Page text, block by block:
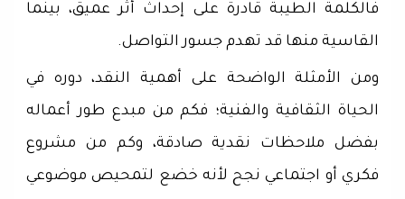
فالكلمة الطيبة قادرة على إحداث أثر عميق، بينما
القاسية منها قد تهدم جسور التواصل.
ومن الأمثلة الواضحة على أهمية النقد، دوره في
الحياة الثقافية والفنية؛ فكم من مبدع طور أعماله
بفضل ملاحظات نقدية صادقة، وكم من مشروع
فكري أو اجتماعي نجح لأنه خضع لتمحيص موضوعي